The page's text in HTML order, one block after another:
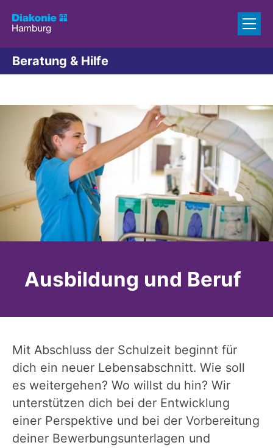
Beratung & Hilfe
Ausbildung und Beruf
Mit Abschluss der Schulzeit beginnt für
dich ein neuer Lebensabschnitt. Wie soll
es weitergehen? Wo willst du hin? Wir
unterstützen dich bei der Entwicklung
einer Perspektive und bei der Vorbereitung
deiner Bewerbungsunterlagen und